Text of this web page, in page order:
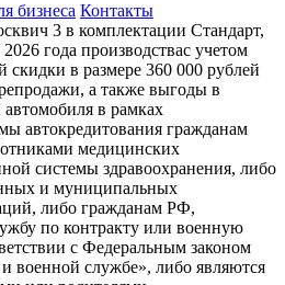
бизнеса Контакты
3 в комплектации Стандарт,
года производствас учетом
скидки в размере 360 000 рублей
а также выгоды в
автомобиля в рамках
автокредитования гражданам
медицинских
системы здравоохранения, либо
и муниципальных
либо гражданам РФ,
по контракту или военную
с Федеральным законом
военной службе», либо являются